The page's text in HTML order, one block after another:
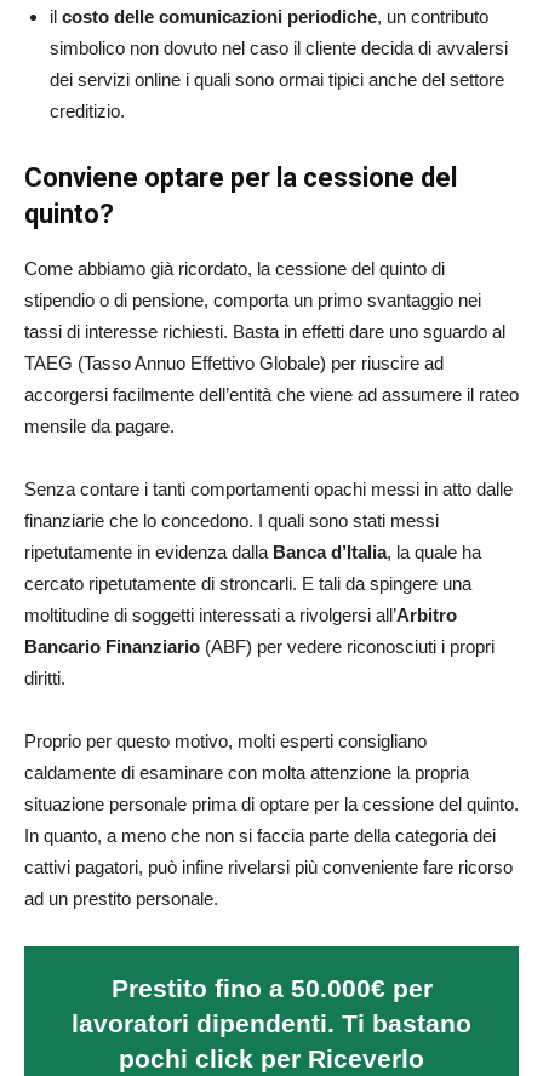
il costo delle comunicazioni periodiche, un contributo
simbolico non dovuto nel caso il cliente decida di avvalersi
dei servizi online i quali sono ormai tipici anche del settore
creditizio.
Conviene optare per la cessione del
quinto?
Come abbiamo già ricordato, la cessione del quinto di
stipendio o di pensione, comporta un primo svantaggio nei
tassi di interesse richiesti. Basta in effetti dare uno sguardo al
TAEG (Tasso Annuo Effettivo Globale) per riuscire ad
accorgersi facilmente dell’entità che viene ad assumere il rateo
mensile da pagare.
Senza contare i tanti comportamenti opachi messi in atto dalle
finanziarie che lo concedono. I quali sono stati messi
ripetutamente in evidenza dalla Banca d’Italia, la quale ha
cercato ripetutamente di stroncarli. E tali da spingere una
moltitudine di soggetti interessati a rivolgersi all’Arbitro
Bancario Finanziario (ABF) per vedere riconosciuti i propri
diritti.
Proprio per questo motivo, molti esperti consigliano
caldamente di esaminare con molta attenzione la propria
situazione personale prima di optare per la cessione del quinto.
In quanto, a meno che non si faccia parte della categoria dei
cattivi pagatori, può infine rivelarsi più conveniente fare ricorso
ad un prestito personale.
Prestito fino a 50.000€ per
lavoratori dipendenti. Ti bastano
pochi click per Riceverlo